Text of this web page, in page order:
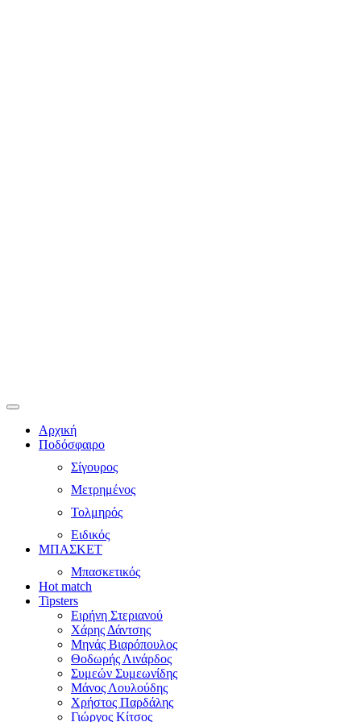
Αρχική
Ποδόσφαιρο
Σίγουρος
Μετρημένος
Τολμηρός
Ειδικός
ΜΠΑΣΚΕΤ
Μπασκετικός
Hot match
Tipsters
Ειρήνη Στεριανού
Χάρης Δάντσης
Μηνάς Βιαρόπουλος
Θοδωρής Λινάρδος
Συμεών Συμεωνίδης
Μάνος Λουλούδης
Χρήστος Παρδάλης
Γιώργος Κίτσος